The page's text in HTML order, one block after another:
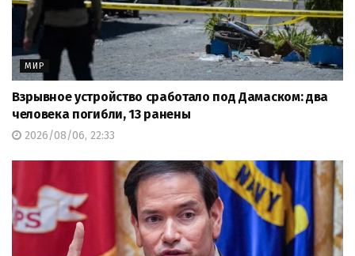
МИР
Взрывное устройство сработало под Дамаском: два
человека погибли, 13 ранены
2026/08/06, 22:33